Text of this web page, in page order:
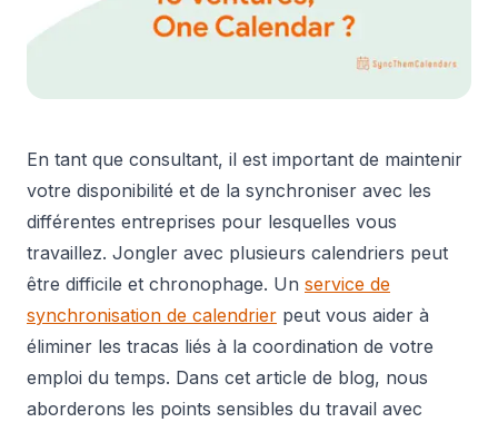
En tant que consultant, il est important de maintenir
votre disponibilité et de la synchroniser avec les
différentes entreprises pour lesquelles vous
travaillez. Jongler avec plusieurs calendriers peut
être difficile et chronophage. Un service de
synchronisation de calendrier peut vous aider à
éliminer les tracas liés à la coordination de votre
emploi du temps. Dans cet article de blog, nous
aborderons les points sensibles du travail avec